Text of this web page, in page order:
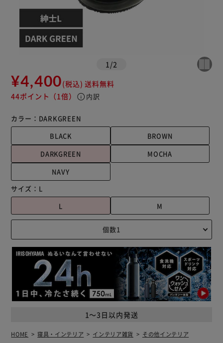
1 /2
¥4,400(税込) 送料無料
44ポイント （1倍） info 内訳
カラー： DARKGREEN
BLACK
BROWN
DARKGREEN
MOCHA
NAVY
サイズ： L
L
M
1～3日以内発送
HOME 寝具・インテリア インテリア雑貨 その他インテリア